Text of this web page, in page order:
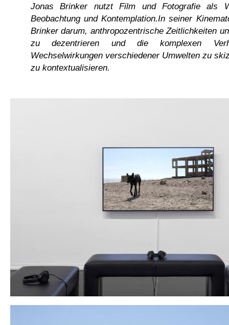
Jonas Brinker nutzt Film und Fotografie als
Beobachtung und Kontemplation.In seiner
Brinker darum, anthropozentrische Zeitlichkeiten
zu dezentrieren und die komplexen
Wechselwirkungen verschiedener Umwelten zu
zu kontextualisieren.